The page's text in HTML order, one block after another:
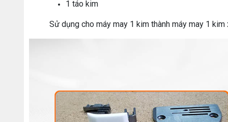
1 táo kim
Sử dụng cho máy may 1 kim thành máy may 1 kim